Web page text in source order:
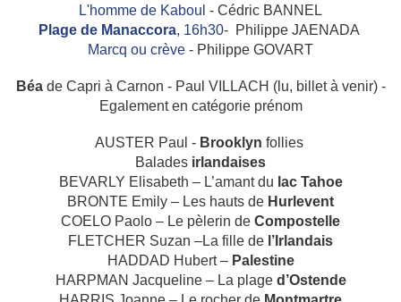
L'homme de Kaboul - Cédric BANNEL
Plage de Manaccora, 16h30- Philippe JAENADA
Marcq ou crève - Philippe GOVART
Béa de Capri à Carnon - Paul VILLACH (lu, billet à venir) -
Egalement en catégorie prénom
AUSTER Paul ‑ Brooklyn follies
Balades irlandaises
BEVARLY Elisabeth – L’amant du lac Tahoe
BRONTE Emily – Les hauts de Hurlevent
COELO Paolo – Le pèlerin de Compostelle
FLETCHER Suzan –La fille de l’Irlandais
HADDAD Hubert – Palestine
HARPMAN Jacqueline – La plage d’Ostende